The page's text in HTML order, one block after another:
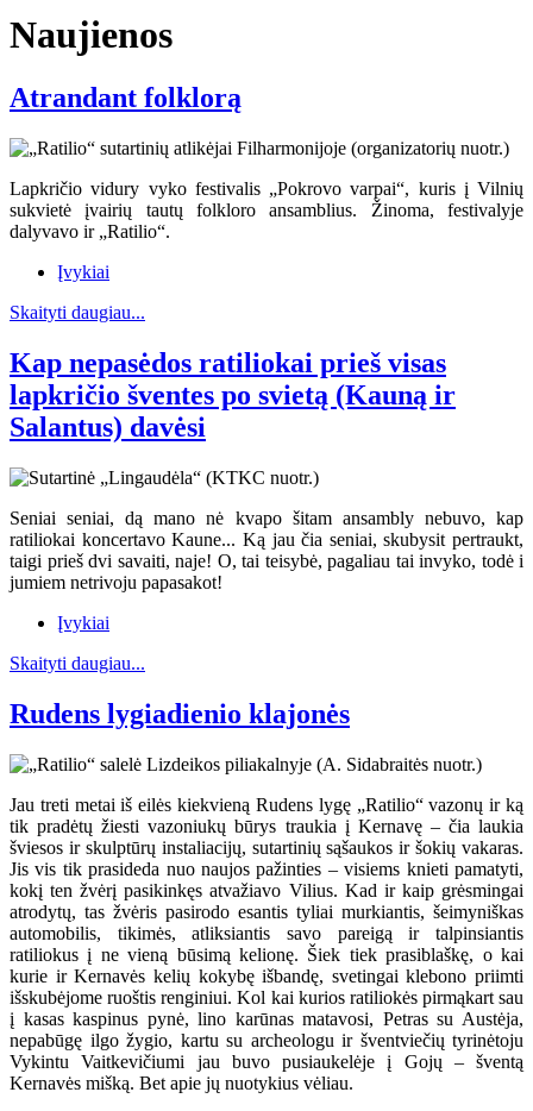
Naujienos
Atrandant folklorą
Lapkričio vidury vyko festivalis „Pokrovo varpai“, kuris į Vilnių
sukvietė įvairių tautų folkloro ansamblius. Žinoma, festivalyje
dalyvavo ir „Ratilio“.
Įvykiai
Skaityti daugiau...
Kap nepasėdos ratiliokai prieš visas
lapkričio šventes po svietą (Kauną ir
Salantus) davėsi
Seniai seniai, dą mano nė kvapo šitam ansambly nebuvo, kap
ratiliokai koncertavo Kaune... Ką jau čia seniai, skubysit pertraukt,
taigi prieš dvi savaiti, naje! O, tai teisybė, pagaliau tai invyko, todė i
jumiem netrivoju papasakot!
Įvykiai
Skaityti daugiau...
Rudens lygiadienio klajonės
Jau treti metai iš eilės kiekvieną Rudens lygę „Ratilio“ vazonų ir ką
tik pradėtų žiesti vazoniukų būrys traukia į Kernavę – čia laukia
šviesos ir skulptūrų instaliacijų, sutartinių sąšaukos ir šokių vakaras.
Jis vis tik prasideda nuo naujos pažinties – visiems knieti pamatyti,
kokį ten žvėrį pasikinkęs atvažiavo Vilius. Kad ir kaip grėsmingai
atrodytų, tas žvėris pasirodo esantis tyliai murkiantis, šeimyniškas
automobilis, tikimės, atliksiantis savo pareigą ir talpinsiantis
ratiliokus į ne vieną būsimą kelionę. Šiek tiek prasiblaškę, o kai
kurie ir Kernavės kelių kokybę išbandę, svetingai klebono priimti
išskubėjome ruoštis renginiui. Kol kai kurios ratiliokės pirmąkart sau
į kasas kaspinus pynė, lino karūnas matavosi, Petras su Austėja,
nepabūgę ilgo žygio, kartu su archeologu ir šventviečių tyrinėtoju
Vykintu Vaitkevičiumi jau buvo pusiaukelėje į Gojų – šventą
Kernavės mišką. Bet apie jų nuotykius vėliau.